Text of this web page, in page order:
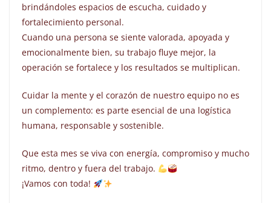
brindándoles espacios de escucha, cuidado y
fortalecimiento personal.
Cuando una persona se siente valorada, apoyada y
emocionalmente bien, su trabajo fluye mejor, la
operación se fortalece y los resultados se multiplican.
Cuidar la mente y el corazón de nuestro equipo no es
un complemento: es parte esencial de una logística
humana, responsable y sostenible.
Que esta mes se viva con energía, compromiso y mucho
ritmo, dentro y fuera del trabajo.
¡Vamos con toda!